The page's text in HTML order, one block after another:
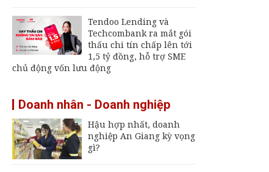
Quay đầu giảm
Tendoo Lending và
Techcombank ra mắt gói
thấu chi tín chấp lên tới
1,5 tỷ đồng, hỗ trợ SME
chủ động vốn lưu động
Doanh nhân - Doanh nghiệp
Hậu hợp nhất, doanh
nghiệp An Giang kỳ vọng
gì?